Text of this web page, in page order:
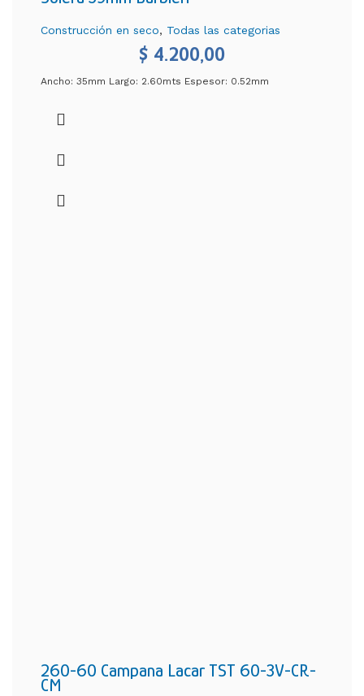
Construcción en seco, Todas las categorias
$ 4.200,00
Ancho: 35mm Largo: 2.60mts Espesor: 0.52mm
260-60 Campana Lacar TST 60-3V-CR-
CM